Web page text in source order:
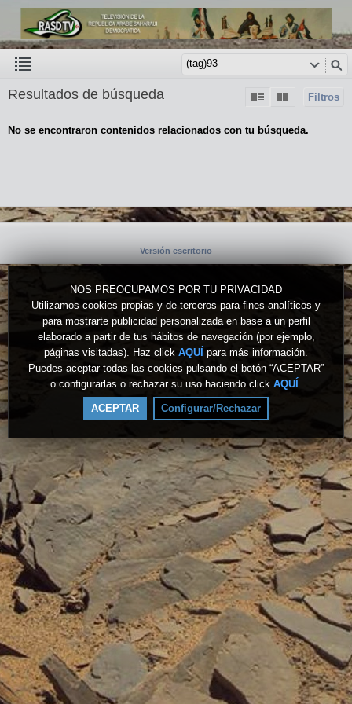
NOS PREOCUPAMOS POR TU PRIVACIDAD
Utilizamos cookies propias y de terceros para fines analíticos y
para mostrarte publicidad personalizada en base a un perfil
elaborado a partir de tus hábitos de navegación (por ejemplo,
páginas visitadas). Haz click AQUÍ para más información.
Puedes aceptar todas las cookies pulsando el botón “ACEPTAR”
o configurarlas o rechazar su uso haciendo click AQUÍ .
ACEPTAR Configurar/Rechazar
Filtros
Resultados de búsqueda
No se encontraron contenidos relacionados con tu búsqueda.
Versión escritorio